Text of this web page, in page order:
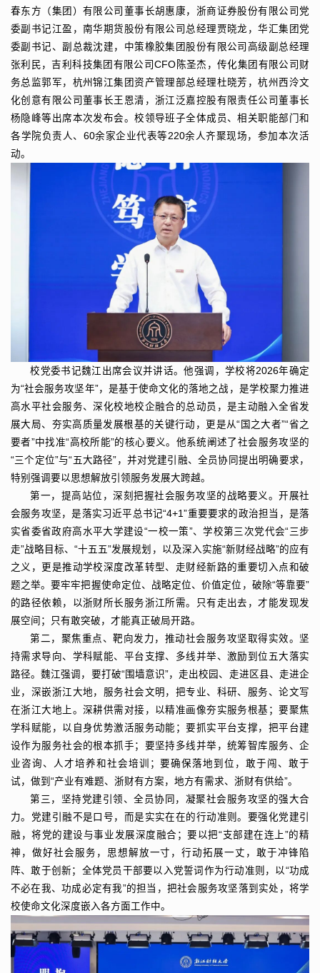
春东方（集团）有限公司董事长胡惠康，浙商证券股份有限公司党
委副书记江盈，南华期货股份有限公司总经理贾晓龙，华汇集团党
委副书记、副总裁沈建，中策橡胶集团股份有限公司高级副总经理
张利民，吉利科技集团有限公司CFO陈圣杰，传化集团有限公司财
务总监郭军，杭州锦江集团资产管理部总经理杜晓芳，杭州西泠文
化创意有限公司董事长王恩清，浙江泛嘉控股有限责任公司董事长
杨隐峰等出席本次发布会。校领导班子全体成员、相关职能部门和
各学院负责人、60余家企业代表等220余人齐聚现场，参加本次活
动。
校党委书记魏江出席会议并讲话。他强调，学校将2026年确定
为“社会服务攻坚年”，是基于使命文化的落地之战，是学校聚力推进
高水平社会服务、深化校地校企融合的总动员，是主动融入全省发
展大局、夯实高质量发展根基的关键行动，更是从“国之大者”“省之
要者”中找准“高校所能”的核心要义。他系统阐述了社会服务攻坚的
“三个定位”与“五大路径”，并对党建引融、全员协同提出明确要求，
特别强调要以思想解放引领服务发展大跨越。
第一，提高站位，深刻把握社会服务攻坚的战略要义。开展社
会服务攻坚，是落实习近平总书记“4+1”重要要求的政治担当，是落
实省委省政府高水平大学建设“一校一策”、学校第三次党代会“三步
走”战略目标、“十五五”发展规划，以及深入实施“新财经战略”的应有
之义，更是推动学校深度改革转型、走财经新路的重要切入点和破
题之举。要牢牢把握使命定位、战略定位、价值定位，破除“等靠要”
的路径依赖，以浙财所长服务浙江所需。只有走出去，才能发现发
展空间；只有敢突破，才能真正破局开路。
第二，聚焦重点、靶向发力，推动社会服务攻坚取得实效。坚
持需求导向、学科赋能、平台支撑、多线并举、激励到位五大落实
路径。魏江强调，要打破“围墙意识”，走出校园、走进区县、走进企
业，深嵌浙江大地，服务社会文明，把专业、科研、服务、论文写
在浙江大地上。深耕供需对接，以精准画像夯实服务根基；要聚焦
学科赋能，以自身优势激活服务动能；要抓实平台支撑，把平台建
设作为服务社会的根本抓手；要坚持多线并举，统筹智库服务、企
业咨询、人才培养和社会培训；要确保落地到位，敢于闯、敢于
试，做到“产业有难题、浙财有方案，地方有需求、浙财有供给”。
第三，坚持党建引领、全员协同，凝聚社会服务攻坚的强大合
力。党建引融不是口号，而是实实在在的行动准则。要强化党建引
融，将党的建设与事业发展深度融合；要以把“支部建在连上”的精
神，做好社会服务，思想解放一寸，行动拓展一丈，敢于冲锋陷
阵、敢于创新；全体党员干部要以入党誓词作为行动准则，以“功成
不必在我、功成必定有我”的担当，把社会服务攻坚落到实处，将学
校使命文化深度嵌入各方面工作中。